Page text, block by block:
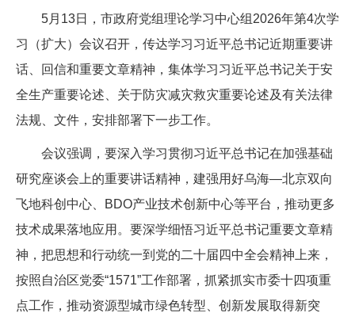
5月13日，市政府党组理论学习中心组2026年第4次学
习（扩大）会议召开，传达学习习近平总书记近期重要讲
话、回信和重要文章精神，集体学习习近平总书记关于安
全生产重要论述、关于防灾减灾救灾重要论述及有关法律
法规、文件，安排部署下一步工作。
会议强调，要深入学习贯彻习近平总书记在加强基础
研究座谈会上的重要讲话精神，建强用好乌海—北京双向
飞地科创中心、BDO产业技术创新中心等平台，推动更多
技术成果落地应用。要深学细悟习近平总书记重要文章精
神，把思想和行动统一到党的二十届四中全会精神上来，
按照自治区党委“1571”工作部署，抓紧抓实市委十四项重
点工作，推动资源型城市绿色转型、创新发展取得新突